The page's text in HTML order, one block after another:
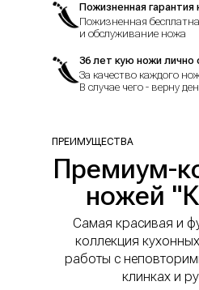
36 лет кую ножи лично
За качество каждого
В случае чего - верну
Пожизненная
Пожизненная
и обслуживание ножа
Премиум-
Самая красивая и
коллекция
работы с
клинках и
ножей
ПРЕИМУЩЕСТВА